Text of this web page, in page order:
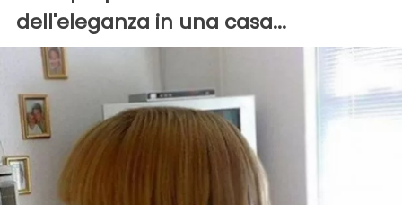
dell'eleganza in una casa...